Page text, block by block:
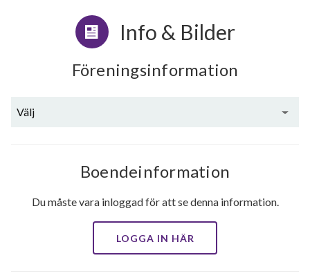
Info & Bilder
Föreningsinformation
Välj
Boendeinformation
Du måste vara inloggad för att se denna information.
LOGGA IN HÄR